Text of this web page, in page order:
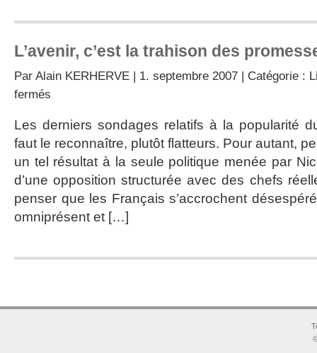
L’avenir, c’est la trahison des
Par Alain KERHERVE | 1. septembre 2007 | Catégorie :
fermés
la
trahison
promesses
Les derniers sondages relatifs à la popularité
faut le reconnaître, plutôt flatteurs. Pour autant,
un tel résultat à la seule politique menée par
d’une opposition structurée avec des chefs
penser que les Français s’accrochent
omniprésent et […]